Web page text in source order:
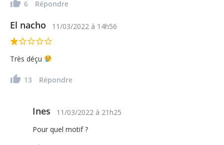
6 Répondre
El nacho 11/03/2022 à 14h56
Très déçu
13 Répondre
Ines 11/03/2022 à 21h25
Pour quel motif ?